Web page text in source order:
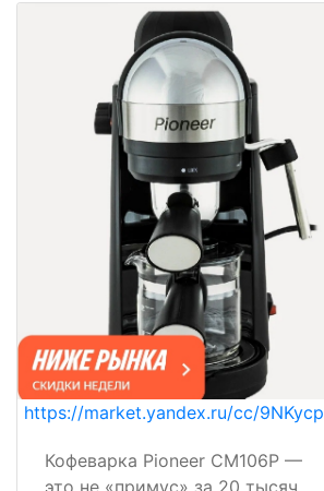
https://market.yandex.ru/cc/9NKycp
Кофеварка Pioneer CM106P —
это не «примус» за 20 тысяч,